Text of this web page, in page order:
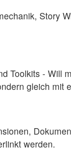
Story
Toolkits - Will
gleich mit
werden.